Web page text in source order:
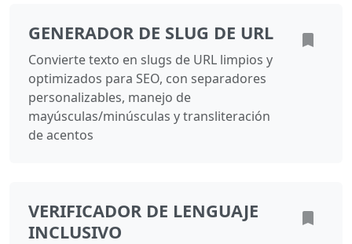
GENERADOR DE SLUG DE URL
Convierte texto en slugs de URL limpios y
optimizados para SEO, con separadores
personalizables, manejo de
mayúsculas/minúsculas y transliteración
de acentos
VERIFICADOR DE LENGUAJE
INCLUSIVO